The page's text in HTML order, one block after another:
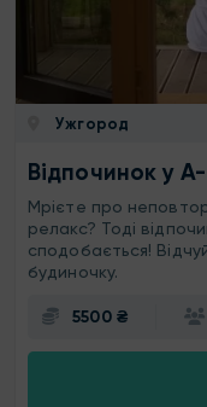
Ужгород
Відпочинок у
Мрієте про
релакс? Тоді
сподобається!
будиночку.
5500 ₴